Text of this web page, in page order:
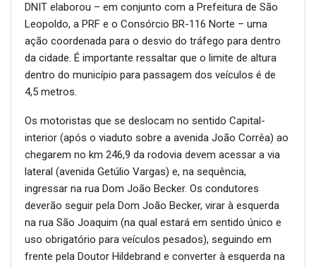
DNIT elaborou – em conjunto com a Prefeitura de São
Leopoldo, a PRF e o Consórcio BR-116 Norte – uma
ação coordenada para o desvio do tráfego para dentro
da cidade. É importante ressaltar que o limite de altura
dentro do município para passagem dos veículos é de
4,5 metros.
Os motoristas que se deslocam no sentido Capital-
interior (após o viaduto sobre a avenida João Corrêa) ao
chegarem no km 246,9 da rodovia devem acessar a via
lateral (avenida Getúlio Vargas) e, na sequência,
ingressar na rua Dom João Becker. Os condutores
deverão seguir pela Dom João Becker, virar à esquerda
na rua São Joaquim (na qual estará em sentido único e
uso obrigatório para veículos pesados), seguindo em
frente pela Doutor Hildebrand e converter à esquerda na